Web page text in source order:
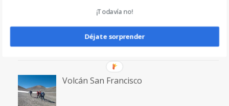
Volcán San Francisco
¡Todavía no!
Déjate sorprender